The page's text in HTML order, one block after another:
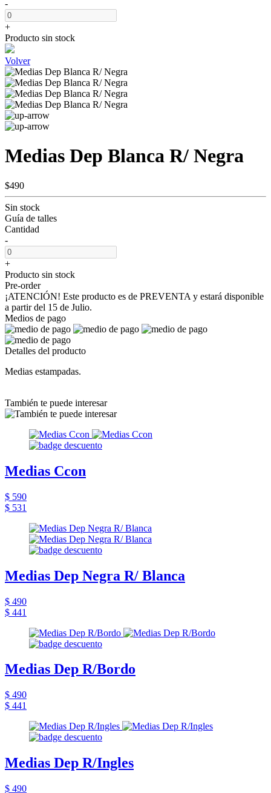
-
+
Producto sin stock
Volver
Medias Dep Blanca R/ Negra
$490
Sin stock
Guía de talles
Cantidad
-
+
Producto sin stock
Pre-order
¡ATENCIÓN! Este producto es de PREVENTA y estará disponible
a partir del 15 de Julio.
Medios de pago
Detalles del producto
Medias estampadas.
También te puede interesar
Medias Ccon
$ 590
$ 531
Medias Dep Negra R/ Blanca
$ 490
$ 441
Medias Dep R/Bordo
$ 490
$ 441
Medias Dep R/Ingles
$ 490